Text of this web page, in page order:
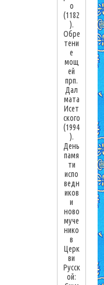
о
(1182
).
Обре
тени
е
мощ
ей
прп.
Дал
мата
Исет
ского
(1994
).
День
памя
ти
испо
ведн
иков
и
ново
муче
нико
в
Церк
ви
Русск
ой: